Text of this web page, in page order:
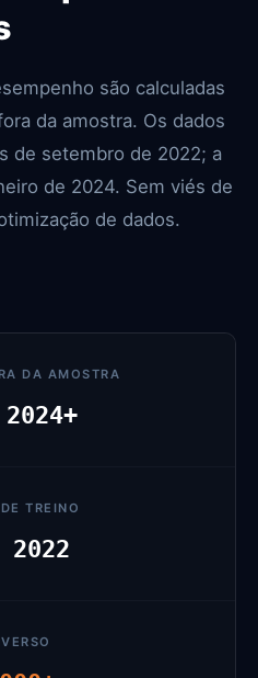
são calculadas
da amostra. Os dados
de setembro de 2022; a
de 2024. Sem viés de
de dados.
DA AMOSTRA
TREINO
2022